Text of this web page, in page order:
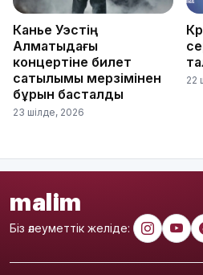
Канье Уэстің
Алматыдағы
концертіне билет
сатылымы мерзімінен
бұрын басталды
23 шілде, 2026
22
malim
Біз әлеуметтік желіде: